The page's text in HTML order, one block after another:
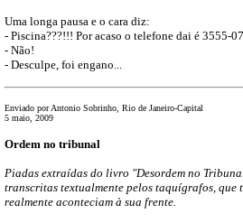
Uma longa pausa e o cara diz:
- Piscina???!!! Por acaso o telefone dai é 3555-
- Não!
- Desculpe, foi engano...
Enviado por Antonio Sobrinho, Rio de Janeiro-Capital
5 maio, 2009
Ordem no tribunal
Piadas extraídas do livro "Desordem no
transcritas textualmente pelos taquígrafos, que
realmente aconteciam à sua frente.